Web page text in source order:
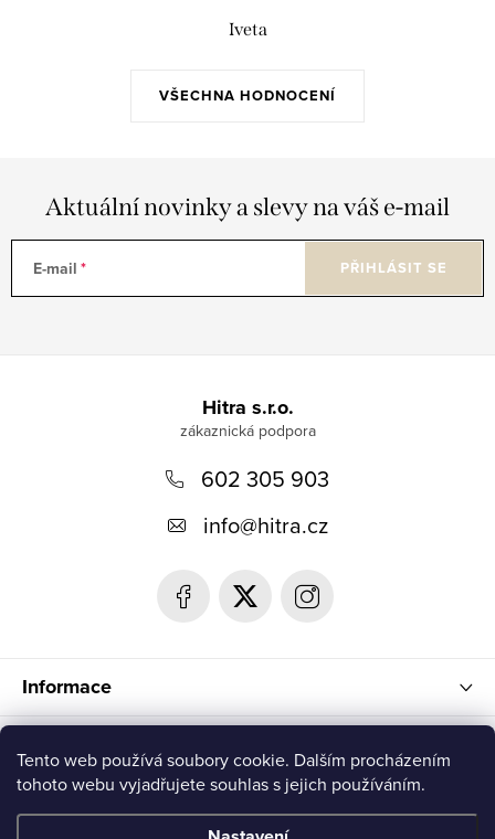
Tento web používá soubory cookie. Dalším procházením
tohoto webu vyjadřujete souhlas s jejich používáním.
VŠECHNA HODNOCENÍ
Iveta
Aktuální novinky a slevy na váš e-mail
E-mail PŘIHLÁSIT SE
Informace
Přijímáme online platby
Hitra s.r.o.
602 305 903
info@hitra.cz